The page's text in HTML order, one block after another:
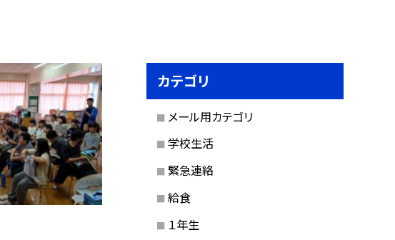
カテゴリ
メール用カテゴリ
学校生活
緊急連絡
給食
１年生